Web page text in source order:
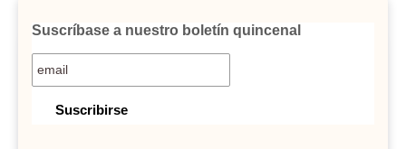
Suscríbase a nuestro boletín quincenal